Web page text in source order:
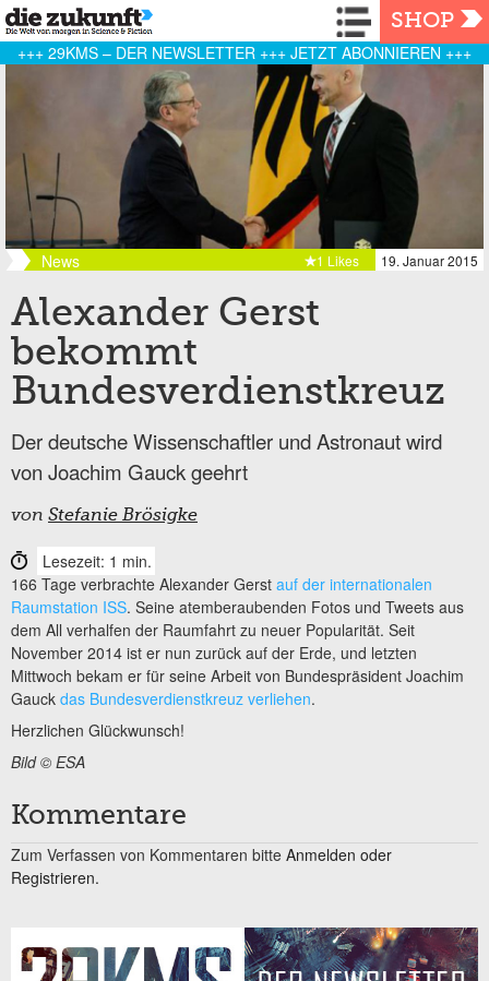
Navigation
SHOP
+++ 29KMS – DER NEWSLETTER +++ JETZT ABONNIEREN +++
News 19. Januar 2015
1 Likes
Alexander Gerst
bekommt
Bundesverdienstkreuz
Der deutsche Wissenschaftler und Astronaut wird
von Joachim Gauck geehrt
von Stefanie Brösigke
Lesezeit: 1 min.
166 Tage verbrachte Alexander Gerst auf der internationalen
Raumstation ISS. Seine atemberaubenden Fotos und Tweets aus
dem All verhalfen der Raumfahrt zu neuer Popularität. Seit
November 2014 ist er nun zurück auf der Erde, und letzten
Mittwoch bekam er für seine Arbeit von Bundespräsident Joachim
Gauck das Bundesverdienstkreuz verliehen.
Herzlichen Glückwunsch!
Bild © ESA
Kommentare
Zum Verfassen von Kommentaren bitte Anmelden oder
Registrieren.